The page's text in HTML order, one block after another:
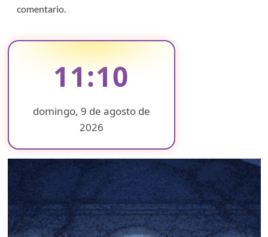
comentario.
11:10
domingo, 9 de agosto de
2026
❄
❄
❄
❄
❄
❄
❄
❄
❄